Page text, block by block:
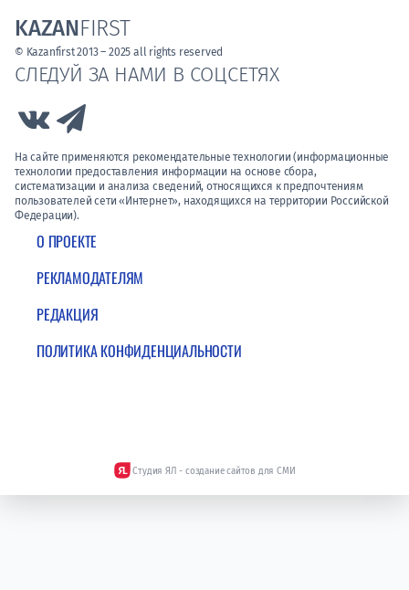
О ПРОЕКТЕ
РЕКЛАМОДАТЕЛЯМ
РЕДАКЦИЯ
ПОЛИТИКА КОНФИДЕНЦИАЛЬНОСТИ
СЛЕДУЙ ЗА НАМИ В СОЦСЕТЯХ
Link to Vk
На сайте применяются рекомендательные технологии (информационные
технологии предоставления информации на основе сбора,
систематизации и анализа сведений, относящихся к предпочтениям
пользователей сети «Интернет», находящихся на территории Российской
Федерации).
KAZANFIRST
© Kazanfirst 2013 – 2025 all rights reserved
Студия ЯЛ - создание сайтов для СМИ